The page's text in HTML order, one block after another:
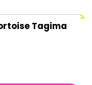
Tagima